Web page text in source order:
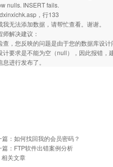
nulls. INSERT fails.
，行133
我无法添加数据，请帮忙查看。谢谢。
师解决建议：
查，您反映的问题是由于您的数据库设
计要求是不能为空（null），因此报错
息进行发布了。
篇： 如何找回我的会员密码？
： FTP软件出错案例分析
相关文章